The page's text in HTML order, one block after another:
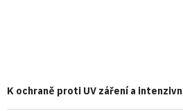
K ochraně proti UV záření a